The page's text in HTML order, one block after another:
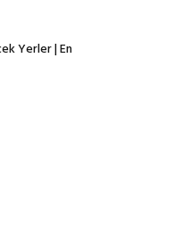
Yerler | En